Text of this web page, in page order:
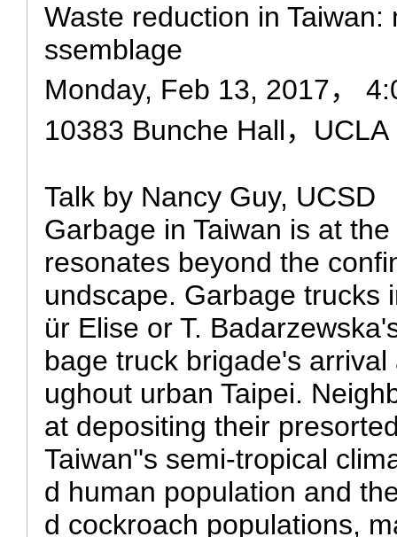
Waste reduction in
ssemblage
Monday, Feb 13, 2017，
10383 Bunche Hall，UCLA
Talk by Nancy Guy, UCSD
Garbage in Taiwan is at
resonates beyond the
undscape. Garbage trucks
ür Elise or T.
bage truck brigade's
ughout urban Taipei.
at depositing their
Taiwan''s semi-tropical
d human population and
d cockroach populations,